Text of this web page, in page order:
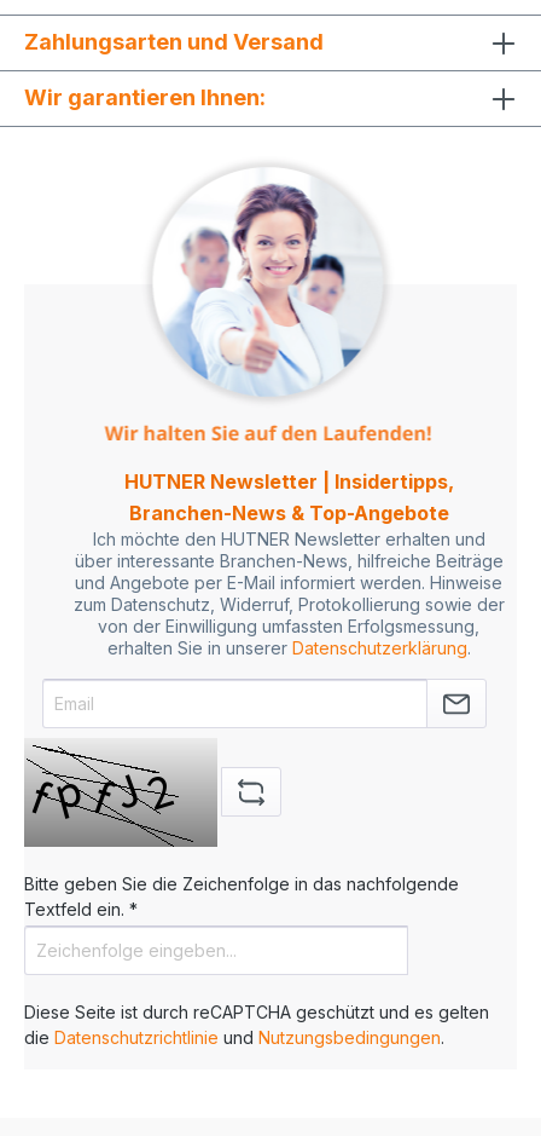
Zahlungsarten und Versand
Wir garantieren Ihnen:
HUTNER Newsletter | Insidertipps,
Branchen-News & Top-Angebote
Ich möchte den HUTNER Newsletter erhalten und
über interessante Branchen-News, hilfreiche Beiträge
und Angebote per E-Mail informiert werden. Hinweise
zum Datenschutz, Widerruf, Protokollierung sowie der
von der Einwilligung umfassten Erfolgsmessung,
erhalten Sie in unserer Datenschutzerklärung.
Bitte geben Sie die Zeichenfolge in das nachfolgende
Textfeld ein. *
Diese Seite ist durch reCAPTCHA geschützt und es gelten
die Datenschutzrichtlinie und Nutzungsbedingungen.